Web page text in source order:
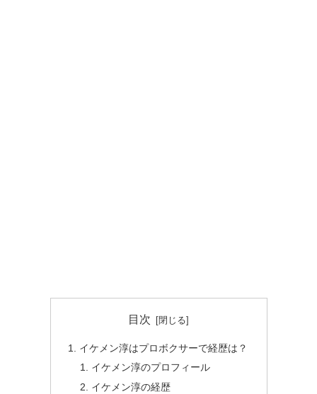
目次
イケメン淳はプロボクサーで経歴は？
イケメン淳のプロフィール
イケメン淳の経歴